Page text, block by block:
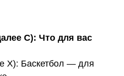
С): Что для вас
Х): Баскетбол — для